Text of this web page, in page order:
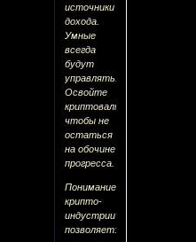
источники
дохода.
Умные
всегда
будут
управлять.
Освойте
криптовалюты,
чтобы не
остаться
на обочине
прогресса.
Понимание
крипто-
индустрии
позволяет: